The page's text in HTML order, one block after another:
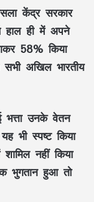
केंद्र सरकार
ही में अपने
58% किया
अखिल भारतीय
उनके वेतन
भी स्पष्ट किया
नहीं किया
भुगतान हुआ तो